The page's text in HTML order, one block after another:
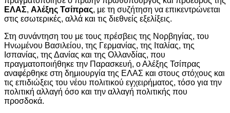
ΕΛΑΣ, Αλέξης Τσίπρας, με τη συζήτηση να επικεντρώνεται
στις εσωτερικές, αλλά και τις διεθνείς εξελίξεις.
Στη συνάντηση του με τους πρέσβεις της Νορβηγίας, του
Ηνωμένου Βασιλείου, της Γερμανίας, της Ιταλίας, της
Ισπανίας, της Δανίας και της Ολλανδίας, που
πραγματοποιήθηκε την Παρασκευή, ο Αλέξης Τσίπρας
αναφέρθηκε στη δημιουργία της ΕΛΑΣ και στους στόχους και
τις επιδιώξεις του νέου πολιτικού εγχειρήματος, τόσο για την
πολιτική αλλαγή όσο και την αλλαγή πολιτικής που
προσδοκά.